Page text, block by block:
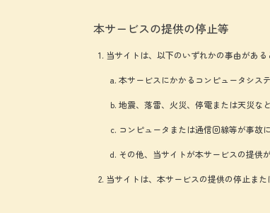
本サービスの提供の停止等
当サイトは、以下のいずれかの事由があ
本サービスにかかるコンピュータシス
地震、落雷、火災、停電または天災な
コンピュータまたは通信回線等が事故
その他、当サイトが本サービスの提供
当サイトは、本サービスの提供の停止ま